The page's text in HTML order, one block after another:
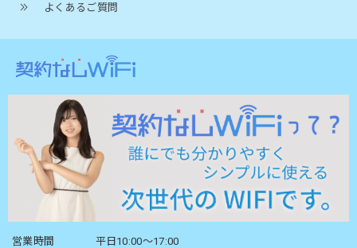
よくあるご質問
営業時間
平日10:00〜17:00